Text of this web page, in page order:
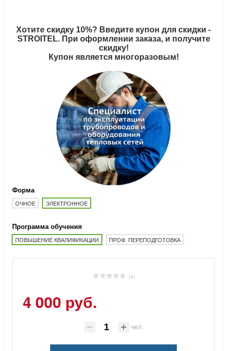
Хотите скидку 10%? Введите купон для скидки -
STROITEL. При оформлении заказа, и получите
скидку!
Купон является многоразовым!
Форма
ОЧНОЕ ЭЛЕКТРОННОЕ
Программа обучения
ПОВЫШЕНИЕ КВАЛИФИКАЦИИ ПРОФ. ПЕРЕПОДГОТОВКА
( 0 )
4 000 руб.
чел.